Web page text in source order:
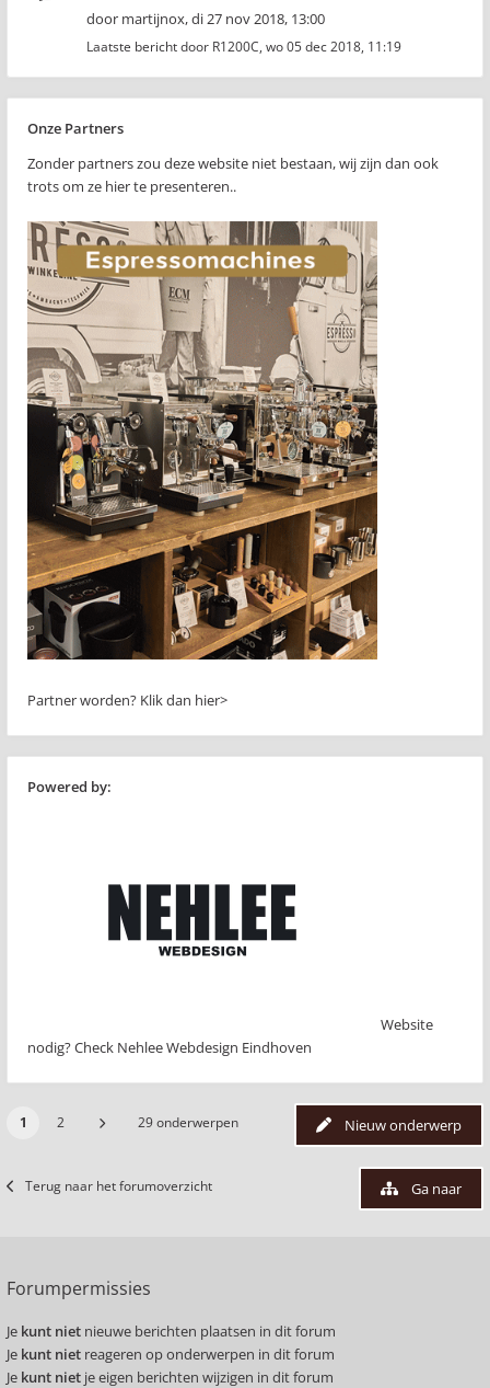
door martijnox,di 27 nov 2018, 13:00
Laatste bericht door R1200C, wo 05 dec 2018, 11:19
Onze Partners
Zonder partners zou deze website niet bestaan, wij zijn dan ook
trots om ze hier te presenteren..
Partner worden? Klik dan hier>
Powered by:
Website
nodig? Check Nehlee Webdesign Eindhoven
Nieuw onderwerp
1 2 29 onderwerpen
Terug naar het forumoverzicht Ga naar
Forumpermissies
Je kunt niet nieuwe berichten plaatsen in dit forum
Je kunt niet reageren op onderwerpen in dit forum
Je kunt niet je eigen berichten wijzigen in dit forum